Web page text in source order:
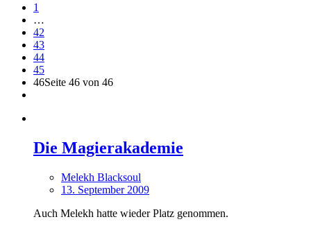
1
…
42
43
44
45
46Seite 46 von 46
Die Magierakademie
Melekh Blacksoul
13. September 2009
Auch Melekh hatte wieder Platz genommen.